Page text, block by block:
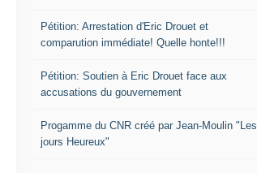
Pétition: Arrestation d'Eric Drouet et
comparution immédiate! Quelle honte!!!
Pétition: Soutien à Eric Drouet face aux
accusations du gouvernement
Progamme du CNR créé par Jean-Moulin "Les
jours Heureux"